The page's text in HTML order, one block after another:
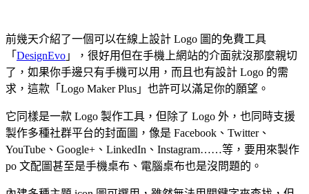
前幾天介紹了一個可以在線上設計 Logo 圖的免費工具
「 DesignEvo 」，很好用但在手機上網站的介面就沒那麼親切
了，如果你手邊只有手機可以用，而且也有設計 Logo 的需
求，這款「Logo Maker Plus」也許可以滿足你的願望。
它同樣是一款 Logo 製作工具，但除了 Logo 外，也同時支援
製作多種社群平台的封面圖，像是 Facebook、Twitter、
YouTube、Google+、LinkedIn、Instagram……等，要用來製作
po 文配圖甚至是手機桌布、電腦桌布也是沒問題的。